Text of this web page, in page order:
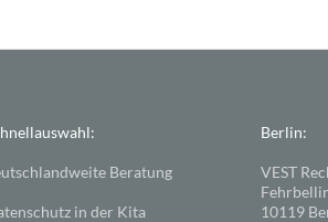
Beratung
in der Kita
Berlin:
VEST
10119